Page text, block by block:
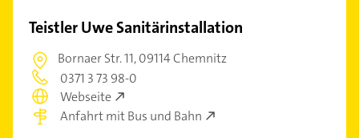
Teistler Uwe Sanitärinstallation
Bornaer Str. 11,09114 Chemnitz
0371 3 73 98-0
Webseite
Anfahrt mit Bus und Bahn